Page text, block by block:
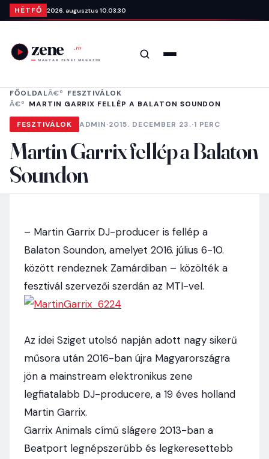
Ugrás a tartalomra
HÉTFŐ 2026. augusztus 10. 03:30
Keresés
FŐOLDAL
FESZTIVÁLOK
MARTIN GARRIX FELLÉP A BALATON SOUNDON
FESZTIVÁLOK ADMIN·2015. DECEMBER 23.·1 PERC
Martin Garrix fellép a Balaton
Soundon
– Martin Garrix DJ-producer is fellép a
Balaton Soundon, amelyet 2016. július 6-10.
között rendeznek Zamárdiban – közölték a
fesztivál szervezői szerdán az MTI-vel.
Az idei Sziget utolsó napján adott nagy sikerű
műsora után 2016-ban újra Magyarországra
jön a mainstream elektronikus zene
legfiatalabb DJ-producere, a 19 éves holland
Martin Garrix.
Garrix Animals című slágere 2013-ban a
Beatport legnépszerűbb és legkeresettebb